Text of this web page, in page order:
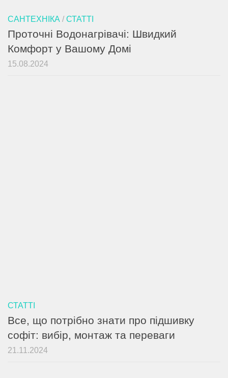
САНТЕХНІКА / СТАТТІ
Проточні Водонагрівачі: Швидкий
Комфорт у Вашому Домі
15.08.2024
СТАТТІ
Все, що потрібно знати про підшивку
софіт: вибір, монтаж та переваги
21.11.2024